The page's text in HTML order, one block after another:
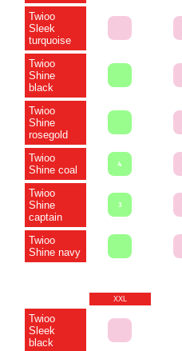
Twioo
Sleek
turquoise
Twioo
Shine
black
Twioo
Shine
rosegold
Twioo
Shine coal
4
Twioo
Shine
captain
3
Twioo
Shine navy
XXL
Twioo
Sleek
black